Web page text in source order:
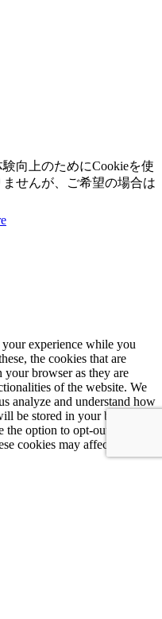
向上のためにCookieを使
せんが、ご希望の場合は
experience while you
the cookies that are
your browser as they are
of the website. We
analyze and understand how
be stored in your browser
option to opt-out of these
cookies may affect your